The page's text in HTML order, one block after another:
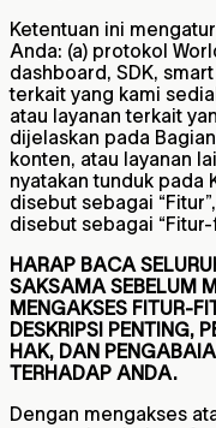
Ketentuan ini
Anda: (a) protokol
dashboard, SDK,
terkait yang kami
atau layanan terkait
dijelaskan pada
konten, atau layanan
nyatakan tunduk pada
disebut sebagai
disebut sebagai “Fitur-
HARAP BACA
SAKSAMA SEBELUM
MENGAKSES FITUR-
DESKRIPSI PENTING,
HAK, DAN
TERHADAP ANDA.
Dengan mengakses